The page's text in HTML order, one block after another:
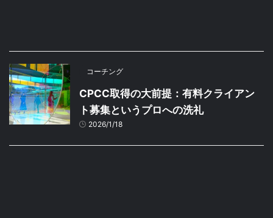
コーチング
CPCC取得の大前提：有料クライアン
ト募集というプロへの洗礼
2026/1/18